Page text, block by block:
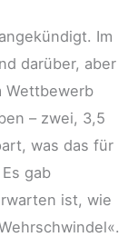
Im
darüber, aber
Wettbewerb
– zwei, 3,5
was das für
gab
ist, wie